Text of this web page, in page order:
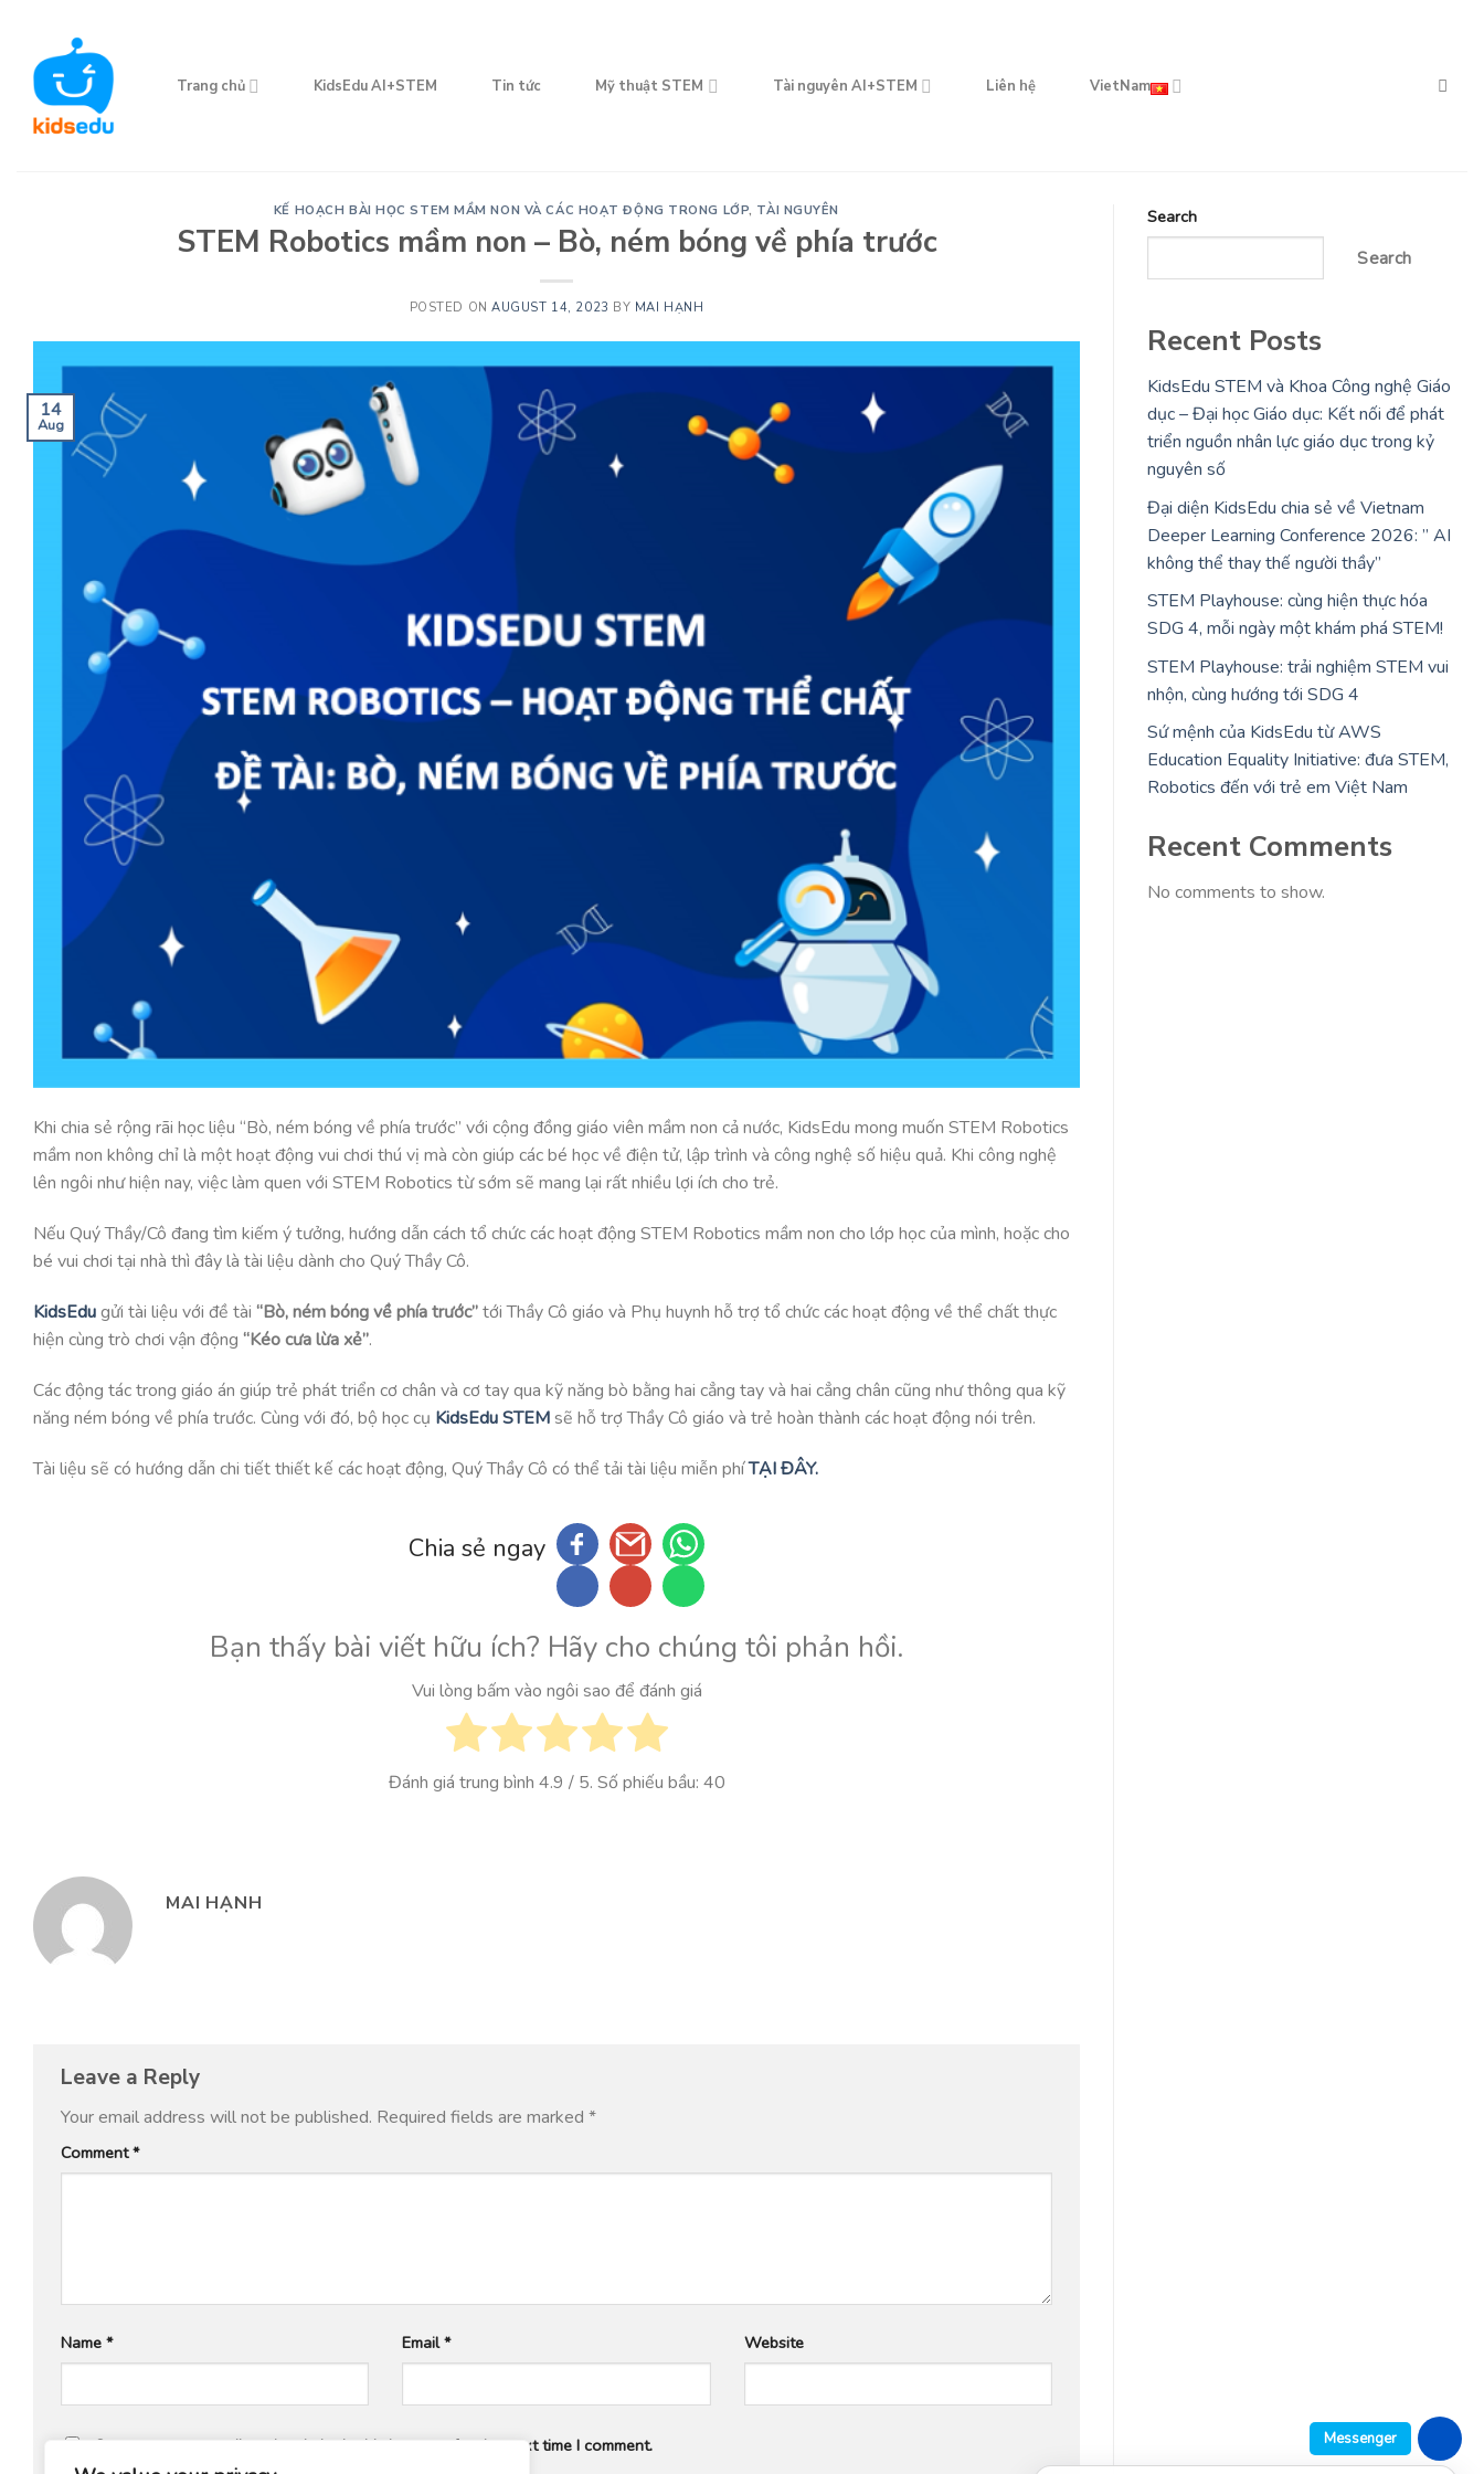
content
Trang chủ KidsEdu AI+STEM Tin tức Mỹ thuật STEM Tài nguyên AI+STEM Liên hệ VietNam
KẾ HOẠCH BÀI HỌC STEM MẦM NON VÀ CÁC HOẠT ĐỘNG TRONG LỚP, TÀI NGUYÊN
STEM Robotics mầm non – Bò, ném bóng về phía trước
POSTED ONAUGUST 14, 2023 BY MAI HẠNH
14
Aug
Khi chia sẻ rộng rãi học liệu “Bò, ném bóng về phía trước” với cộng đồng giáo viên mầm non cả nước, KidsEdu mong muốn STEM Robotics
mầm non không chỉ là một hoạt động vui chơi thú vị mà còn giúp các bé học về điện tử, lập trình và công nghệ số hiệu quả. Khi công nghệ
lên ngôi như hiện nay, việc làm quen với STEM Robotics từ sớm sẽ mang lại rất nhiều lợi ích cho trẻ.
Nếu Quý Thầy/Cô đang tìm kiếm ý tưởng, hướng dẫn cách tổ chức các hoạt động STEM Robotics mầm non cho lớp học của mình, hoặc cho
bé vui chơi tại nhà thì đây là tài liệu dành cho Quý Thầy Cô.
KidsEdugửi tài liệu với đề tài “Bò, ném bóng về phía trước”tới Thầy Cô giáo và Phụ huynh hỗ trợ tổ chức các hoạt động về thể chất thực
hiện cùng trò chơi vận động “Kéo cưa lừa xẻ”.
Các động tác trong giáo án giúp trẻ phát triển cơ chân và cơ tay qua kỹ năng bò bằng hai cẳng tay và hai cẳng chân cũng như thông qua kỹ
năng ném bóng về phía trước. Cùng với đó, bộ học cụ KidsEdu STEMsẽ hỗ trợ Thầy Cô giáo và trẻ hoàn thành các hoạt động nói trên.
Tài liệu sẽ có hướng dẫn chi tiết thiết kế các hoạt động, Quý Thầy Cô có thể tải tài liệu miễn phíTẠI ĐÂY.
Chia sẻ ngay
Bạn thấy bài viết hữu ích? Hãy cho chúng tôi phản hồi.
Vui lòng bấm vào ngôi sao để đánh giá
Đánh giá trung bình 4.9 / 5. Số phiếu bầu: 40
MAI HẠNH
Leave a Reply
Your email address will not be published. Required fields are marked *
Comment*
Name * Email* Website
Save my name, email, and website in this browser for the next time I comment.
Search
Search
Recent Posts
KidsEdu STEM và Khoa Công nghệ Giáo
dục – Đại học Giáo dục: Kết nối để phát
triển nguồn nhân lực giáo dục trong kỷ
nguyên số
Đại diện KidsEdu chia sẻ về Vietnam
Deeper Learning Conference 2026: ” AI
không thể thay thế người thầy”
STEM Playhouse: cùng hiện thực hóa
SDG 4, mỗi ngày một khám phá STEM!
STEM Playhouse: trải nghiệm STEM vui
nhộn, cùng hướng tới SDG 4
Sứ mệnh của KidsEdu từ AWS
Education Equality Initiative: đưa STEM,
Robotics đến với trẻ em Việt Nam
Recent Comments
No comments to show.
Messenger